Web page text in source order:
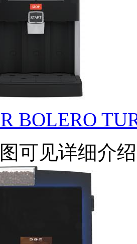
BOLERO
可见详细介绍